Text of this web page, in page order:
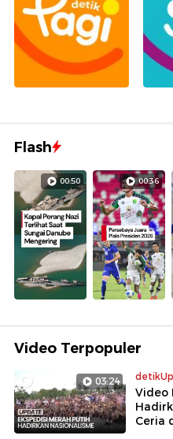
Flash
00:50 00:36
Video Terpopuler
03:24
Video
Ceria